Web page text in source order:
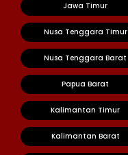
Jawa Timur
Nusa Tenggara Timur
Nusa Tenggara Barat
Papua Barat
Kalimantan Timur
Kalimantan Barat